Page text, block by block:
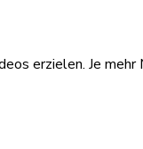
erzielen. Je mehr